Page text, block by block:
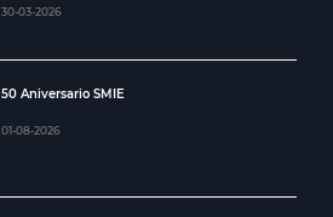
30-03-2026
50 Aniversario SMIE
01-08-2026